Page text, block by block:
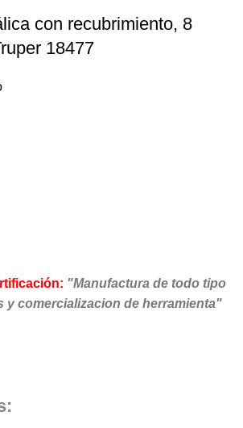
con recubrimiento, 8
18477
"Manufactura de todo tipo
y comercializacion de herramienta"